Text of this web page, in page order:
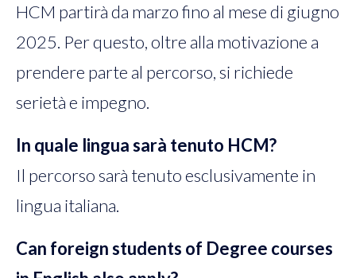
HCM partirà da marzo fino al mese di giugno
2025. Per questo, oltre alla motivazione a
prendere parte al percorso, si richiede
serietà e impegno.
In quale lingua sarà tenuto HCM?
Il percorso sarà tenuto esclusivamente in
lingua italiana.
Can foreign students of Degree courses